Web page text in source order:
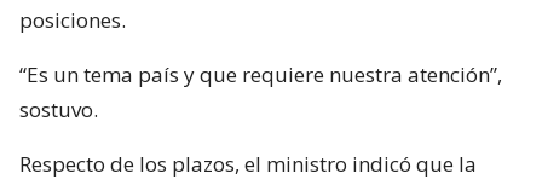
posiciones.
“Es un tema país y que requiere nuestra atención”,
sostuvo.
Respecto de los plazos, el ministro indicó que la